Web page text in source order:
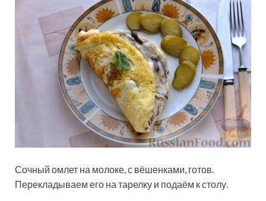
Сочный омлет на молоке, с вёшенками, готов.
Перекладываем его на тарелку и подаём к столу.